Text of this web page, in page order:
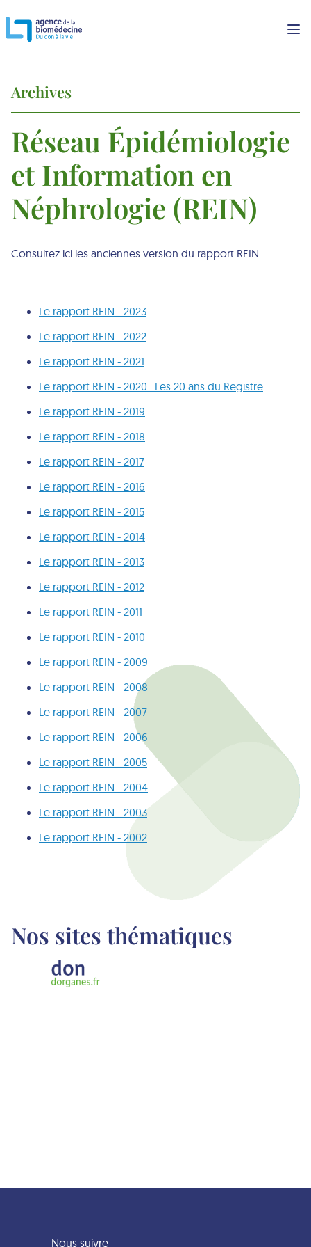
Archives
Réseau Épidémiologie
et Information en
Néphrologie (REIN)
Consultez ici les anciennes version du rapport REIN.
Le rapport REIN - 2023
Le rapport REIN - 2022
Le rapport REIN - 2021
Le rapport REIN - 2020 : Les 20 ans du Registre
Le rapport REIN - 2019
Le rapport REIN - 2018
Le rapport REIN - 2017
Le rapport REIN - 2016
Le rapport REIN - 2015
Le rapport REIN - 2014
Le rapport REIN - 2013
Le rapport REIN - 2012
Le rapport REIN - 2011
Le rapport REIN - 2010
Le rapport REIN - 2009
Le rapport REIN - 2008
Le rapport REIN - 2007
Le rapport REIN - 2006
Le rapport REIN - 2005
Le rapport REIN - 2004
Le rapport REIN - 2003
Le rapport REIN - 2002
Nos sites thématiques
Nous suivre